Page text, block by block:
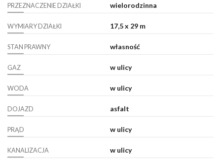
PRZEZNACZENIE DZIAŁKI wielorodzinna
WYMIARY DZIAŁKI 17,5 x 29 m
STAN PRAWNY własność
GAZ w ulicy
WODA w ulicy
DOJAZD asfalt
PRĄD w ulicy
KANALIZACJA w ulicy